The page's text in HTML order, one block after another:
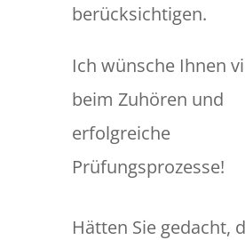
berücksichtigen.
Ich wünsche Ihnen
beim Zuhören und
erfolgreiche
Prüfungsprozesse!
Hätten Sie gedacht,